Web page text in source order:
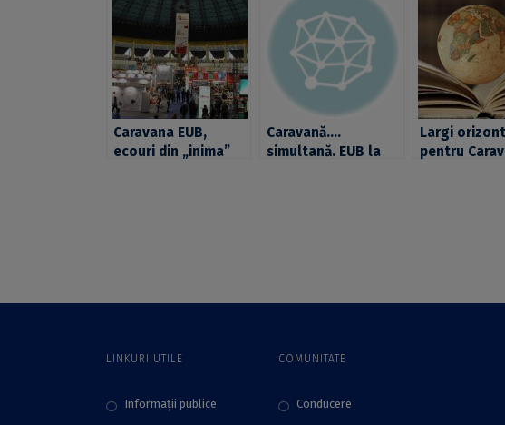
Caravana EUB,
ecouri din „inima”
Caravană….
simultană. EUB la
Largi
pentru
LINKURI UTILE
Informații publice
COMUNITATE
Conducere